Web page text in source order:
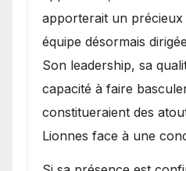
apporterait un
équipe désormais
Son leadership, sa
capacité à faire
constitueraient des
Lionnes face à une